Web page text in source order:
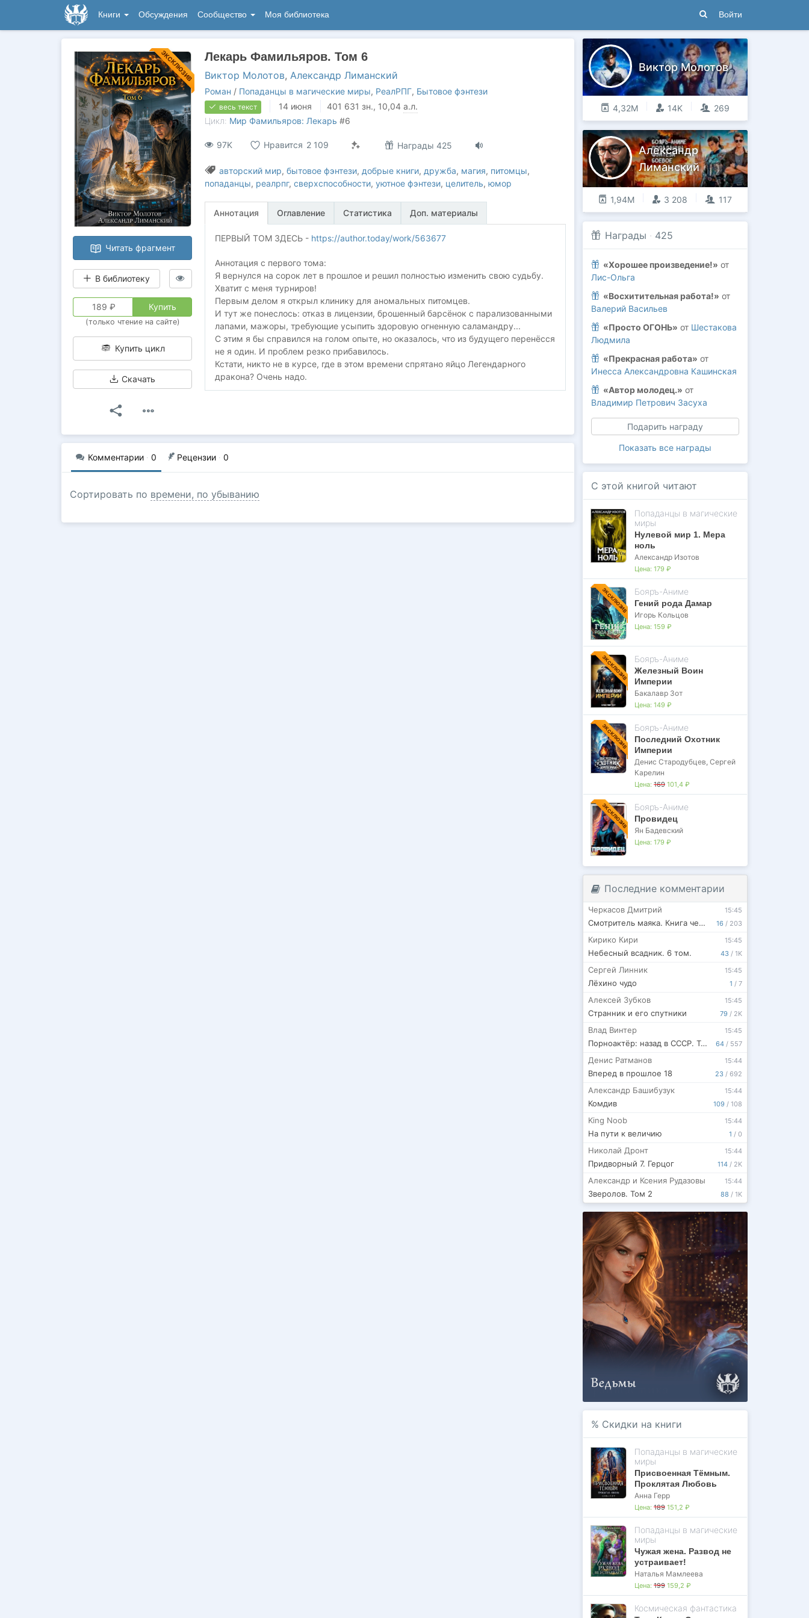
Книги Обсуждения Сообщество Моя библиотека Войти
ЭКСКЛЮЗИВ
Читать фрагмент
В библиотеку
189 ₽ Купить
(только чтение на сайте)
Купить цикл
Скачать
Лекарь Фамильяров. Том 6
Виктор Молотов, Александр Лиманский
Роман / Попаданцы в магические миры, РеалРПГ, Бытовое фэнтези
весь текст 14 июня 401 631 зн., 10,04 а.л.
Цикл: Мир Фамильяров: Лекарь #6
97K Нравится 2 109 Награды 425
авторский мир, бытовое фэнтези, добрые книги, дружба, магия, питомцы,
попаданцы, реалрпг, сверхспособности, уютное фэнтези, целитель, юмор
Аннотация Оглавление Статистика Доп. материалы
ПЕРВЫЙ ТОМ ЗДЕСЬ - https://author.today/work/563677
Аннотация с первого тома:
Я вернулся на сорок лет в прошлое и решил полностью изменить свою судьбу.
Хватит с меня турниров!
Первым делом я открыл клинику для аномальных питомцев.
И тут же понеслось: отказ в лицензии, брошенный барсёнок с парализованными
лапами, мажоры, требующие усыпить здоровую огненную саламандру...
С этим я бы справился на голом опыте, но оказалось, что из будущего перенёсся
не я один. И проблем резко прибавилось.
Кстати, никто не в курсе, где в этом времени спрятано яйцо Легендарного
дракона? Очень надо.
Комментарии · 0 Рецензии · 0
Сортировать по времени, по убыванию
Виктор Молотов
4,32М 14K 269
Александр
Лиманский
1,94М 3 208 117
Награды · 425
«Хорошее произведение!» от
Лис-Ольга
«Восхитительная работа!» от
Валерий Васильев
«Просто ОГОНЬ» от Шестакова
Людмила
«Прекрасная работа» от
Инесса Александровна Кашинская
«Автор молодец.» от
Владимир Петрович Засуха
Подарить награду
Показать все награды
С этой книгой читают
Попаданцы в магические
миры
Нулевой мир 1. Мера
ноль
Александр Изотов
Цена: 179 ₽
ЭКСКЛЮЗИВ Бояръ-Аниме
Гений рода Дамар
Игорь Кольцов
Цена: 159 ₽
ЭКСКЛЮЗИВ Бояръ-Аниме
Железный Воин
Империи
Бакалавр Зот
Цена: 149 ₽
ЭКСКЛЮЗИВ Бояръ-Аниме
Последний Охотник
Империи
Денис Стародубцев, Сергей
Карелин
Цена: 169 101,4 ₽
ЭКСКЛЮЗИВ Бояръ-Аниме
Провидец
Ян Бадевский
Цена: 179 ₽
Последние комментарии
16 / 203
15:45
Черкасов Дмитрий
Смотритель маяка. Книга четвертая.
43 / 1K
15:45
Кирико Кири
Небесный всадник. 6 том.
1 / 7
15:45
Сергей Линник
Лёхино чудо
79 / 2K
15:45
Алексей Зубков
Странник и его спутники
64 / 557
15:45
Влад Винтер
Порноактёр: назад в СССР. Том 2. БОКСЁР
23 / 692
15:44
Денис Ратманов
Вперед в прошлое 18
109 / 108
15:44
Александр Башибузук
Комдив
1 / 0
15:44
King Noob
На пути к величию
114 / 2K
15:44
Николай Дронт
Придворный 7. Герцог
88 / 1K
15:44
Александр и Ксения Рудазовы
Зверолов. Том 2
% Скидки на книги
Попаданцы в магические
миры
Присвоенная Тёмным.
Проклятая Любовь
Анна Герр
Цена: 189 151,2 ₽
Попаданцы в магические
миры
Чужая жена. Развод не
устраивает!
Наталья Мамлеева
Цена: 199 159,2 ₽
Космическая фантастика